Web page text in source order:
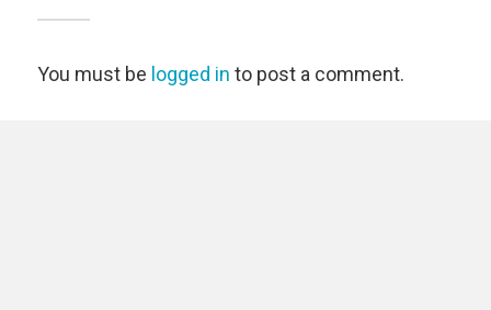
You must be logged in to post a comment.